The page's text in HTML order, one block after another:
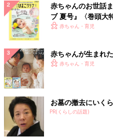
赤ちゃんのお世話
ブ 夏号』〈巻頭大
く！ おっぱい・ミ
赤ちゃん・育児
赤ちゃんが生まれ
赤ちゃん・育児
お墓の撤去にいく
PR(くらしの話題)